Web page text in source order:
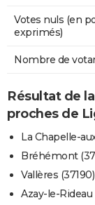
Votes nuls (en
exprimés)
Nombre de
Résultat de
proches de
La Chapelle-
Bréhémont
Vallères (37190)
Azay-le-Rideau